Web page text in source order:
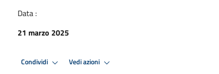
Data :
21 marzo 2025
Condividi Vedi azioni